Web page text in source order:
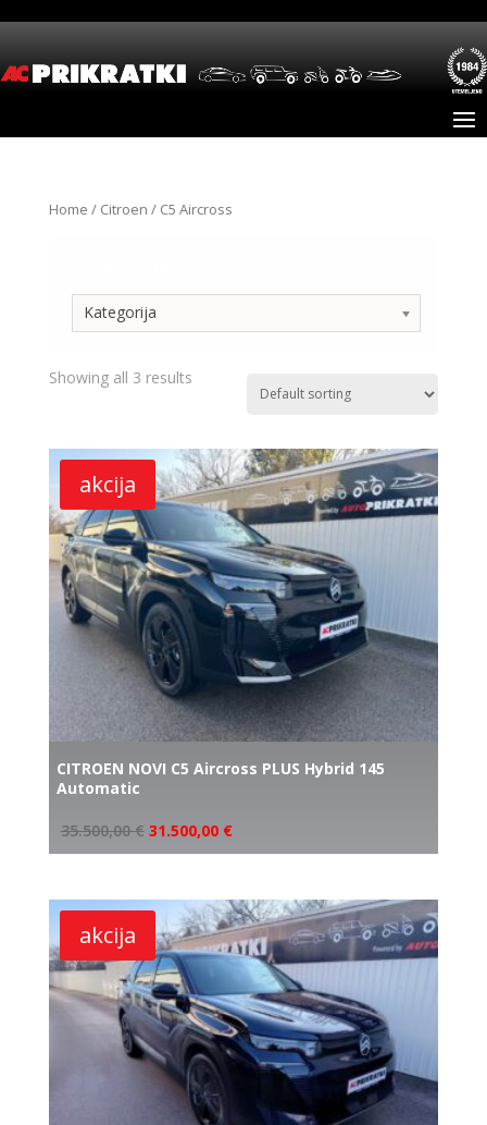
Home / Citroen / C5 Aircross
Kategorija
Showing all 3 results
akcija
CITROEN NOVI C5 Aircross PLUS Hybrid 145
Automatic
35.500,00€ 31.500,00 €
akcija